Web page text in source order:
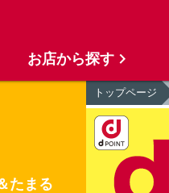
たまる
トップページ
お店から探す